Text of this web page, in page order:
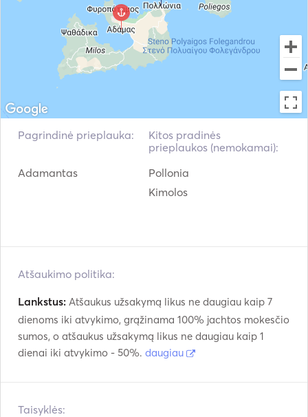
Pagrindinė prieplauka:
Adamantas
Kitos pradinės
prieplaukos (nemokamai):
Pollonia
Kimolos
Atšaukimo politika:
Lankstus: Atšaukus užsakymą likus ne daugiau kaip 7
dienoms iki atvykimo, grąžinama 100% jachtos mokesčio
sumos, o atšaukus užsakymą likus ne daugiau kaip 1
dienai iki atvykimo - 50%. daugiau
Taisyklės: